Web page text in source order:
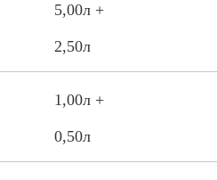
5,00л +
2,50л
1,00л +
0,50л